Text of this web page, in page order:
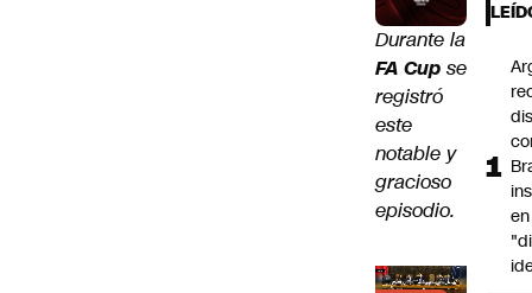
Durante la
FA Cup se
registró
este
notable y
gracioso
episodio.